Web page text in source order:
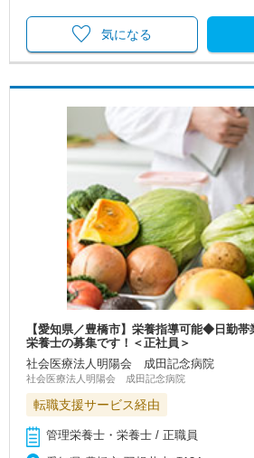
気になる
【愛知県／豊橋市】栄養指導可能◆日勤
栄養士の募集です！＜正社員＞
社会医療法人明陽会 成田記念病院
社会医療法人明陽会 成田記念病院
転職支援サービス経由
管理栄養士・栄養士 / 正職員